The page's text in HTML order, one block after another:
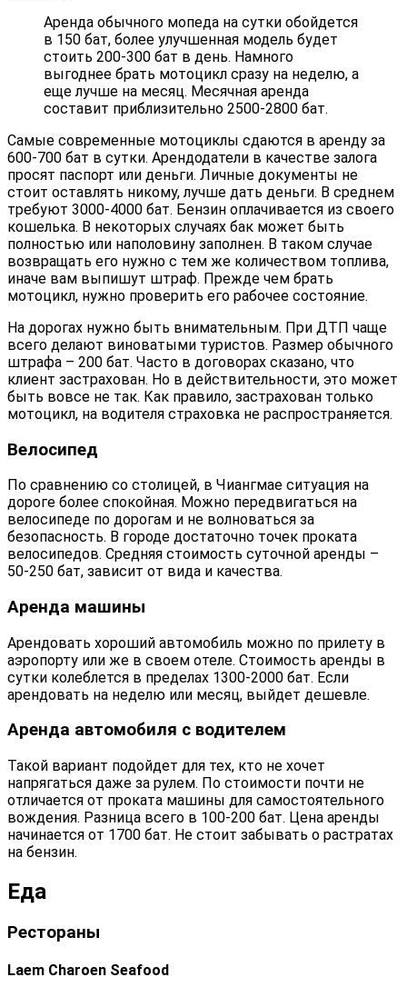
Аренда обычного мопеда на сутки обойдется
в 150 бат, более улучшенная модель будет
стоить 200-300 бат в день. Намного
выгоднее брать мотоцикл сразу на неделю, а
еще лучше на месяц. Месячная аренда
составит приблизительно 2500-2800 бат.
Самые современные мотоциклы сдаются в аренду за
600-700 бат в сутки. Арендодатели в качестве залога
просят паспорт или деньги. Личные документы не
стоит оставлять никому, лучше дать деньги. В среднем
требуют 3000-4000 бат. Бензин оплачивается из своего
кошелька. В некоторых случаях бак может быть
полностью или наполовину заполнен. В таком случае
возвращать его нужно с тем же количеством топлива,
иначе вам выпишут штраф. Прежде чем брать
мотоцикл, нужно проверить его рабочее состояние.
На дорогах нужно быть внимательным. При ДТП чаще
всего делают виноватыми туристов. Размер обычного
штрафа – 200 бат. Часто в договорах сказано, что
клиент застрахован. Но в действительности, это может
быть вовсе не так. Как правило, застрахован только
мотоцикл, на водителя страховка не распространяется.
Велосипед
По сравнению со столицей, в Чиангмае ситуация на
дороге более спокойная. Можно передвигаться на
велосипеде по дорогам и не волноваться за
безопасность. В городе достаточно точек проката
велосипедов. Средняя стоимость суточной аренды –
50-250 бат, зависит от вида и качества.
Аренда машины
Арендовать хороший автомобиль можно по прилету в
аэропорту или же в своем отеле. Стоимость аренды в
сутки колеблется в пределах 1300-2000 бат. Если
арендовать на неделю или месяц, выйдет дешевле.
Аренда автомобиля с водителем
Такой вариант подойдет для тех, кто не хочет
напрягаться даже за рулем. По стоимости почти не
отличается от проката машины для самостоятельного
вождения. Разница всего в 100-200 бат. Цена аренды
начинается от 1700 бат. Не стоит забывать о растратах
на бензин.
Еда
Рестораны
Laem Charoen Seafood